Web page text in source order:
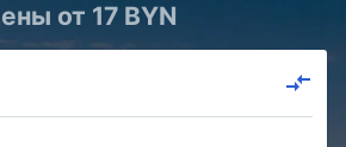
от 17 BYN